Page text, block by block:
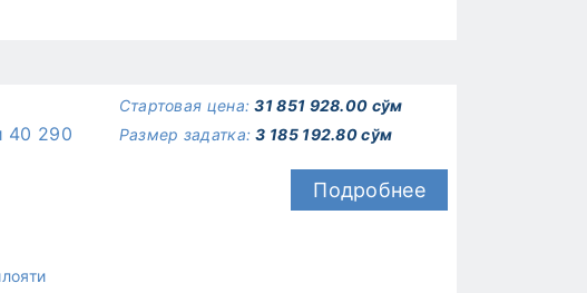
40 290
Стартовая цена:31 851 928.00 сўм
Размер задатка:3 185 192.80 сўм
Подробнее